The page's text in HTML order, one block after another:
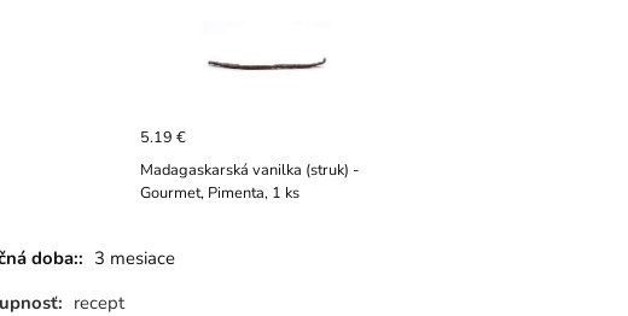
5.19 €
Madagaskarská vanilka (struk) -
Gourmet, Pimenta, 1 ks
doba:: 3 mesiace
recept